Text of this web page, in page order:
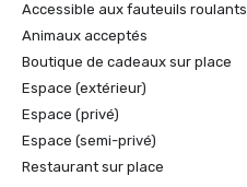
Accessible aux fauteuils roulants
Animaux acceptés
Boutique de cadeaux sur place
Espace (extérieur)
Espace (privé)
Espace (semi-privé)
Restaurant sur place